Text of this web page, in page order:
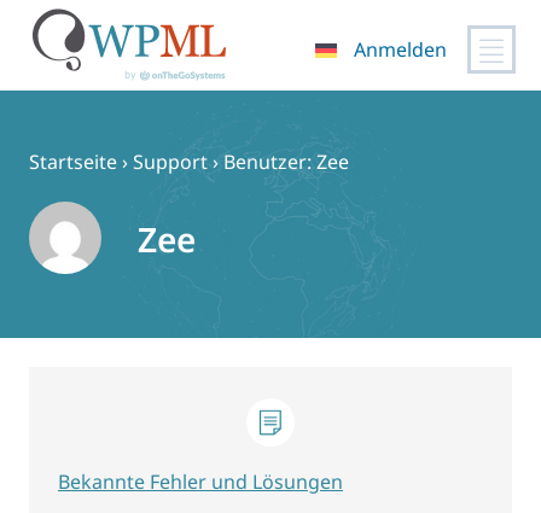
springen
Anmelden
Startseite›Support› Benutzer: Zee
Zee
Bekannte Fehler und Lösungen